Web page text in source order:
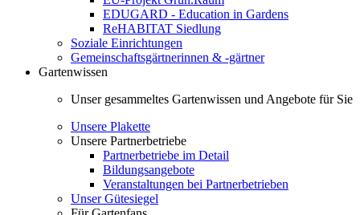
EDUGARD - Education in Gardens
ReHABITAT Siedlung
Soziale Einrichtungen
Gemeinschaftsgärtnerinnen & -gärtner
Gartenwissen
Unser gesammeltes Gartenwissen und Angebote für Sie
Unsere Plakette
Unsere Partnerbetriebe
Partnerbetriebe im Detail
Bildungsangebote
Veranstaltungen bei Partnerbetrieben
Unser Gütesiegel